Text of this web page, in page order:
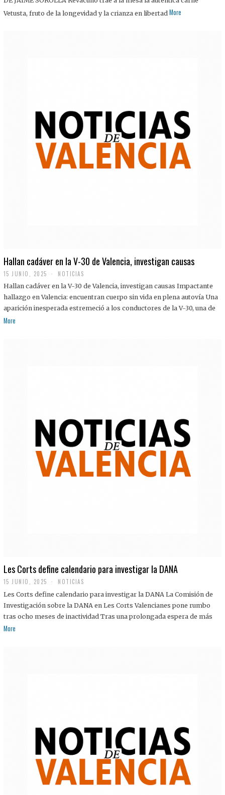
I
Vetusta, fruto de la longevidad y la crianza en libertad More
Hallan cadáver en la V-30 de Valencia, investigan causas
15 JUNIO, 2025 NOTICIAS
Hallan cadáver en la V-30 de Valencia, investigan causas Impactante
hallazgo en Valencia: encuentran cuerpo sin vida en plena autovía Una
aparición inesperada estremeció a los conductores de la V-30, una de
More
Les Corts define calendario para investigar la DANA
15 JUNIO, 2025 NOTICIAS
Les Corts define calendario para investigar la DANA La Comisión de
Investigación sobre la DANA en Les Corts Valencianes pone rumbo
tras ocho meses de inactividad Tras una prolongada espera de más
More